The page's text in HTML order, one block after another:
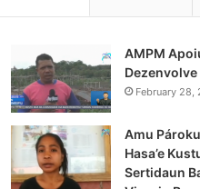
AMPM
February 28,
Amu
Hasa’e
Sertidaun